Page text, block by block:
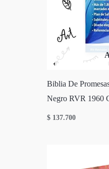
Biblia De
Negro RVR 1960
$ 137.700